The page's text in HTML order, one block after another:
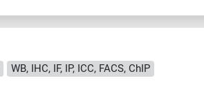
WB, IHC, IF, IP, ICC, FACS, ChIP